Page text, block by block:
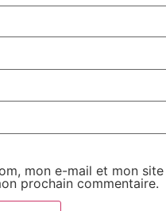
mon e-mail et mon
prochain commentaire.